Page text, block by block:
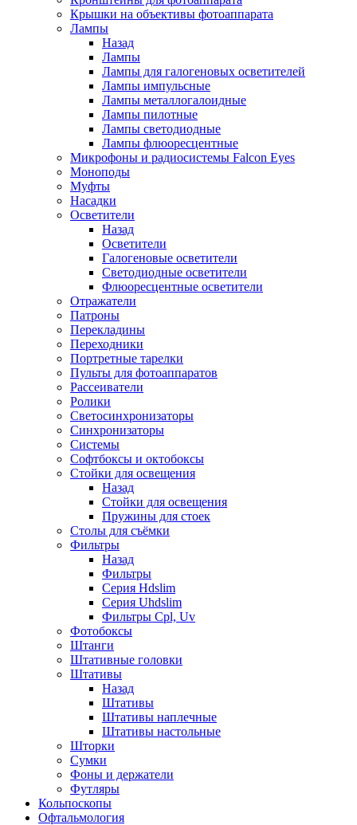
Крышки на объективы фотоаппарата
Лампы
Назад
Лампы
Лампы для галогеновых осветителей
Лампы импульсные
Лампы металлогалоидные
Лампы пилотные
Лампы светодиодные
Лампы флюоресцентные
Микрофоны и радиосистемы Falcon Eyes
Моноподы
Муфты
Насадки
Осветители
Назад
Осветители
Галогеновые осветители
Светодиодные осветители
Флюоресцентные осветители
Отражатели
Патроны
Перекладины
Переходники
Портретные тарелки
Пульты для фотоаппаратов
Рассеиватели
Ролики
Светосинхронизаторы
Синхронизаторы
Системы
Софтбоксы и октобоксы
Стойки для освещения
Назад
Стойки для освещения
Пружины для стоек
Столы для съёмки
Фильтры
Назад
Фильтры
Серия Hdslim
Серия Uhdslim
Фильтры Cpl, Uv
Фотобоксы
Штанги
Штативные головки
Штативы
Назад
Штативы
Штативы наплечные
Штативы настольные
Шторки
Сумки
Фоны и держатели
Футляры
Кольпоскопы
Офтальмология